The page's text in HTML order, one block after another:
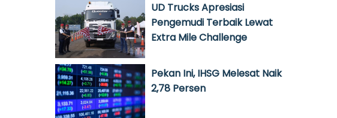
UD Trucks Apresiasi
Pengemudi Terbaik Lewat
Extra Mile Challenge
Pekan Ini, IHSG Melesat Naik
2,78 Persen